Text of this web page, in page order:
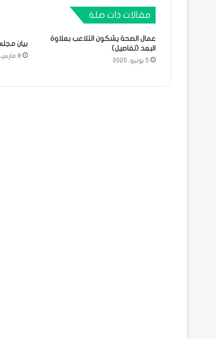
مقالات ذات صلة
عمال الصحة يشكون التلاعب بعلاوة
البعد (تفاصيل)
5 يونيو، 2020
بيان
8 مارس، 2018